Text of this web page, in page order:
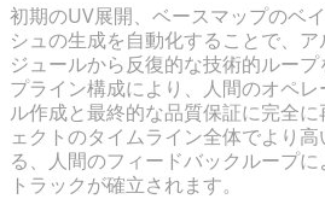
初期のUV展開、ベースマップのベ
シュの生成を自動化することで、
ジュールから反復的な技術的ルー
プライン構成により、人間のオペ
ル作成と最終的な品質保証に完全
ェクトのタイムライン全体でより
る、人間のフィードバックループ
トラックが確立されます。